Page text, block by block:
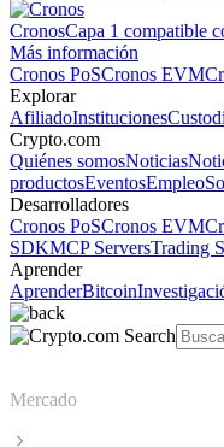
CronosCapa 1 compatible
Más información
Cronos PoSCronos EVM
Explorar
AfiliadoInstituciones
Crypto.com
Quiénes somosNoticias
productosEventosEmpleo
Desarrolladores
Cronos PoSCronos EVM
SDKMCP ServersTrading
Aprender
AprenderBitcoin
Mercado